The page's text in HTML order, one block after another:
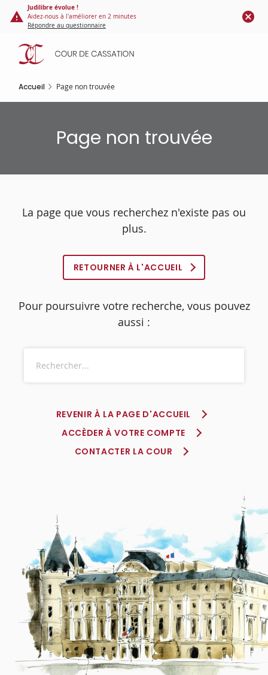
Panneau de gestion des cookies
contenu
principal
Judilibre évolue !
Aidez-nous à l'améliorer en 2 minutes
Répondre au questionnaire
Accueil Page non trouvée
Page non trouvée
La page que vous recherchez n'existe pas ou
plus.
RETOURNER À L'ACCUEIL
Pour poursuivre votre recherche, vous pouvez
aussi :
REVENIR À LA PAGE D'ACCUEIL
ACCÈDER À VOTRE COMPTE
CONTACTER LA COUR